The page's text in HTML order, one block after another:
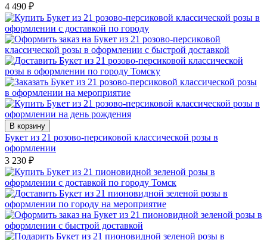
4 490 ₽
В корзину
Букет из 21 розово-персиковой классической розы в
оформлении
3 230 ₽